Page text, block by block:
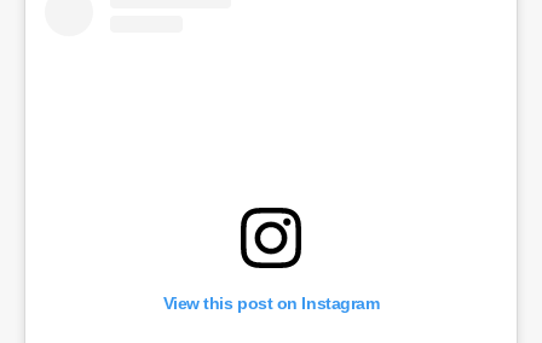
View this post on Instagram